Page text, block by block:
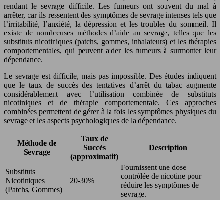
rendant le sevrage difficile. Les fumeurs ont souvent du mal à
arrêter, car ils ressentent des symptômes de sevrage intenses tels que
l’irritabilité, l’anxiété, la dépression et les troubles du sommeil. Il
existe de nombreuses méthodes d’aide au sevrage, telles que les
substituts nicotiniques (patchs, gommes, inhalateurs) et les thérapies
comportementales, qui peuvent aider les fumeurs à surmonter leur
dépendance.
Le sevrage est difficile, mais pas impossible. Des études indiquent
que le taux de succès des tentatives d’arrêt du tabac augmente
considérablement avec l’utilisation combinée de substituts
nicotiniques et de thérapie comportementale. Ces approches
combinées permettent de gérer à la fois les symptômes physiques du
sevrage et les aspects psychologiques de la dépendance.
Méthode de
Sevrage
Taux de
Succès
(approximatif)
Description
Substituts
Nicotiniques
(Patchs, Gommes)
20-30%
Fournissent une dose
contrôlée de nicotine pour
réduire les symptômes de
sevrage.